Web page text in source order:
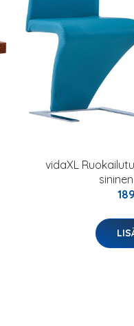
vidaXL